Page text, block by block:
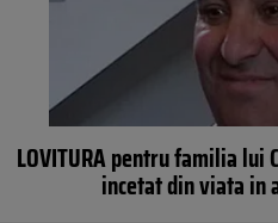
LOVITURA pentru familia lui
incetat din viata in